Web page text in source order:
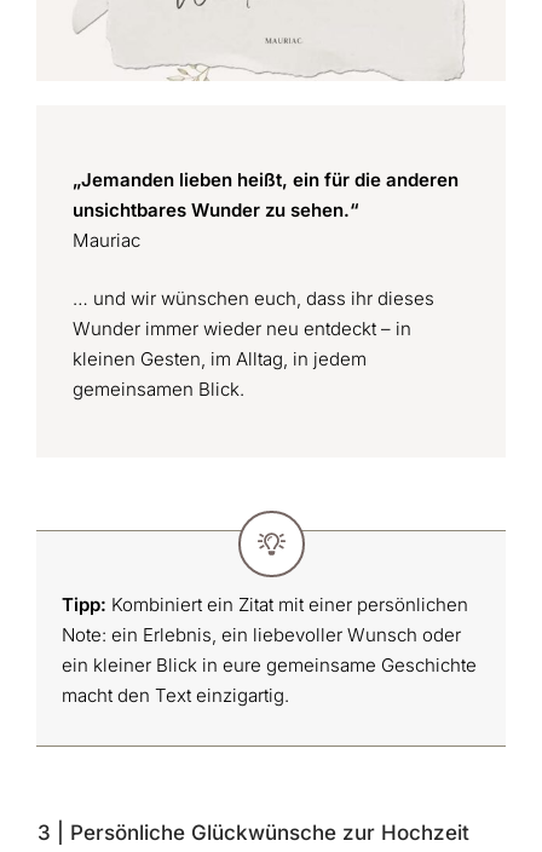
„Jemanden lieben heißt, ein für die anderen
unsichtbares Wunder zu sehen.“
Mauriac
… und wir wünschen euch, dass ihr dieses
Wunder immer wieder neu entdeckt – in
kleinen Gesten, im Alltag, in jedem
gemeinsamen Blick.
Tipp: Kombiniert ein Zitat mit einer persönlichen
Note: ein Erlebnis, ein liebevoller Wunsch oder
ein kleiner Blick in eure gemeinsame Geschichte
macht den Text einzigartig.
3 | Persönliche Glückwünsche zur Hochzeit